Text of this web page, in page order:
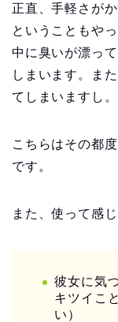
正直、手軽さが
ということもや
中に臭いが漂っ
しまいます。ま
てしまいますし。
こちらはその都
です。
また、使って感
彼女に気
キツイこ
い）